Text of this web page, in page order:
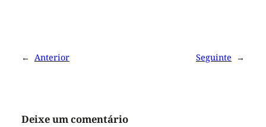
← Anterior Seguinte →
Deixe um comentário